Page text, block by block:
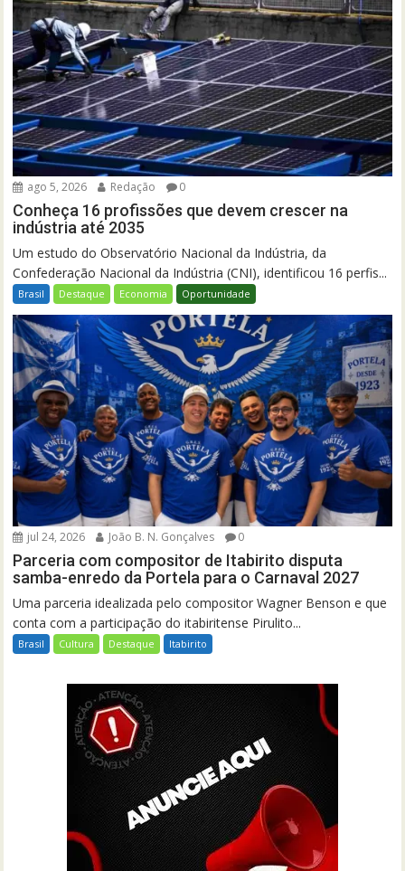
ago 5, 2026 Redação 0
Conheça 16 profissões que devem crescer na
indústria até 2035
Um estudo do Observatório Nacional da Indústria, da
Confederação Nacional da Indústria (CNI), identificou 16 perfis...
Brasil Destaque Economia Oportunidade
jul 24, 2026 João B. N. Gonçalves 0
Parceria com compositor de Itabirito disputa
samba-enredo da Portela para o Carnaval 2027
Uma parceria idealizada pelo compositor Wagner Benson e que
conta com a participação do itabiritense Pirulito...
Brasil Cultura Destaque Itabirito